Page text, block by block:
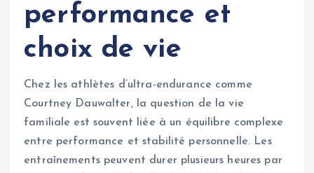
performance et
choix de vie
Chez les athlètes d’ultra-endurance comme
Courtney Dauwalter, la question de la vie
familiale est souvent liée à un équilibre complexe
entre performance et stabilité personnelle. Les
entraînements peuvent durer plusieurs heures par